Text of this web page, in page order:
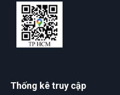
Thống kê truy cập